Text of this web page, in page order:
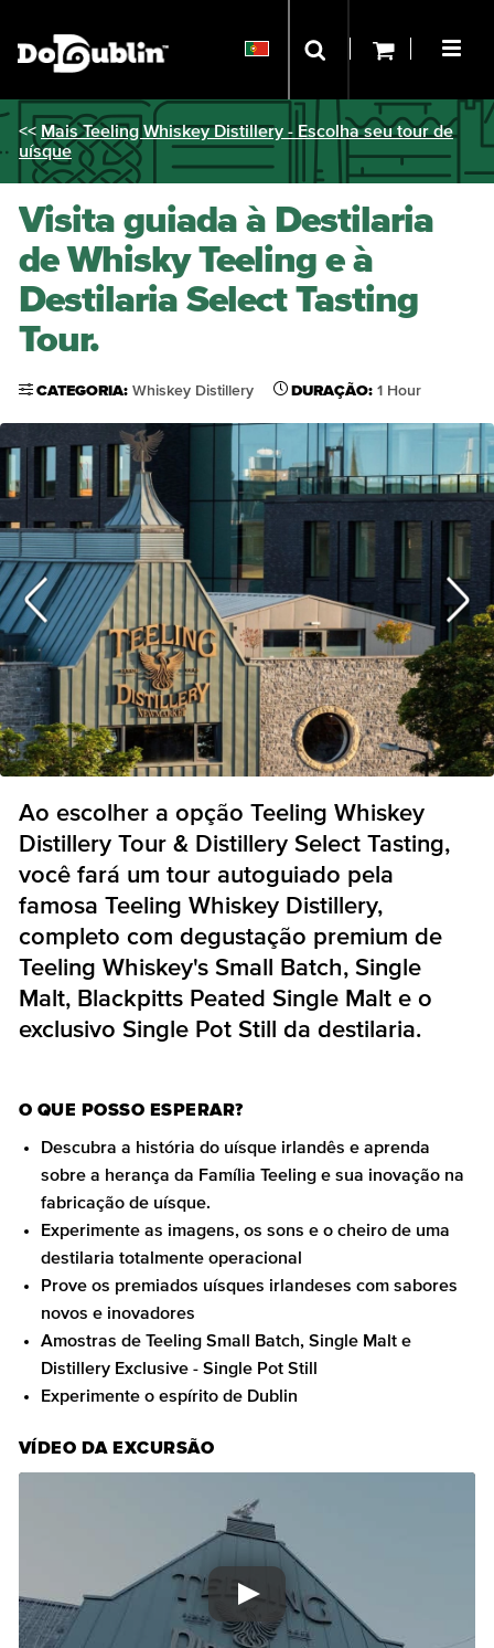
<< Mais Teeling Whiskey Distillery - Escolha seu tour de
uísque
Visita guiada à Destilaria
de Whisky Teeling e à
Destilaria Select Tasting
Tour.
CATEGORIA: Whiskey Distillery DURAÇÃO: 1 Hour
Ao escolher a opção Teeling Whiskey
Distillery Tour & Distillery Select Tasting,
você fará um tour autoguiado pela
famosa Teeling Whiskey Distillery,
completo com degustação premium de
Teeling Whiskey's Small Batch, Single
Malt, Blackpitts Peated Single Malt e o
exclusivo Single Pot Still da destilaria.
O QUE POSSO ESPERAR?
Descubra a história do uísque irlandês e aprenda
sobre a herança da Família Teeling e sua inovação na
fabricação de uísque.
Experimente as imagens, os sons e o cheiro de uma
destilaria totalmente operacional
Prove os premiados uísques irlandeses com sabores
novos e inovadores
Amostras de Teeling Small Batch, Single Malt e
Distillery Exclusive - Single Pot Still
Experimente o espírito de Dublin
VÍDEO DA EXCURSÃO